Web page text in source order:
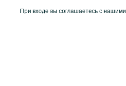
При входе вы соглашаетесь с нашими